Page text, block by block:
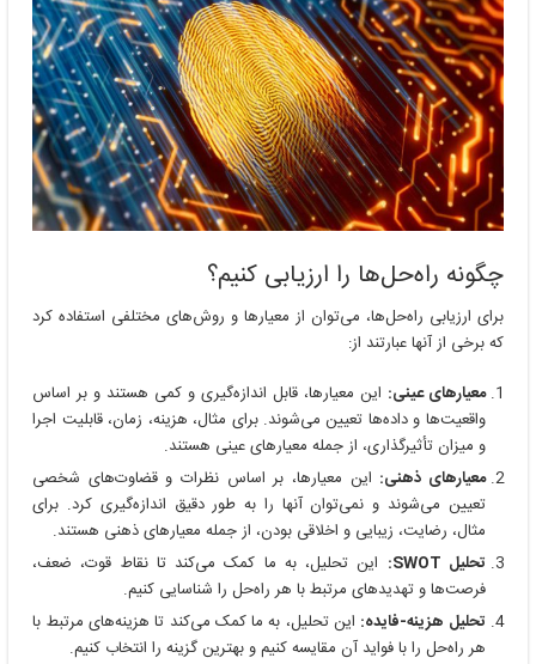
چگونه راه‌حل‌ها را ارزیابی کنیم؟
برای ارزیابی راه‌حل‌ها، می‌توان از معیارها و روش‌های مختلفی استفاده کرد
که برخی از آنها عبارتند از:
معیارهای عینی: این معیارها، قابل اندازه‌گیری و کمی هستند و بر اساس
واقعیت‌ها و داده‌ها تعیین می‌شوند. برای مثال، هزینه، زمان، قابلیت اجرا
و میزان تأثیرگذاری، از جمله معیارهای عینی هستند.
معیارهای ذهنی: این معیارها، بر اساس نظرات و قضاوت‌های شخصی
تعیین می‌شوند و نمی‌توان آنها را به طور دقیق اندازه‌گیری کرد. برای
مثال، رضایت، زیبایی و اخلاقی بودن، از جمله معیارهای ذهنی هستند.
تحلیل SWOT:
این تحلیل، به ما کمک می‌کند تا نقاط قوت، ضعف،
فرصت‌ها و تهدیدهای مرتبط با هر راه‌حل را شناسایی کنیم.
تحلیل هزینه-فایده: این تحلیل، به ما کمک می‌کند تا هزینه‌های مرتبط با
هر راه‌حل را با فواید آن مقایسه کنیم و بهترین گزینه را انتخاب کنیم.